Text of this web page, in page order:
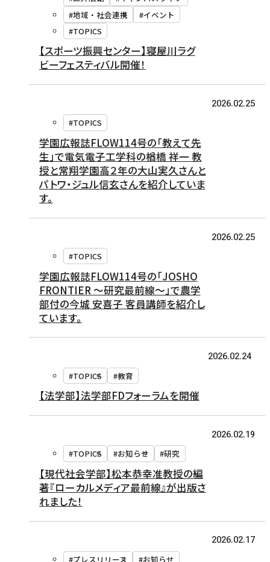
#地域・社会連携
#イベント
#TOPICS
【スポーツ振興センター】寝屋川ラグ
ビーフェスティバル開催！
2026.02.25
#TOPICS
学園広報誌FLOW114号の「教えて先
生」で電気電子工学科の楢橋 祥一 教
授と常翔学園高２年の大山実久さんと
パトワ・ジュル信玄さんを紹介していま
す。
2026.02.25
#TOPICS
学園広報誌FLOW114号の「JOSHO
FRONTIER ～研究最前線～」で農学
部付の今城 安喜子 客員講師を紹介し
ています。
2026.02.24
#TOPICS #教育
【法学部】法学部FDフォーラムを開催
2026.02.19
#TOPICS #お知らせ #研究
【現代社会学部】松本恭幸准教授の編
著『ローカルメディア最前線』が出版さ
れました！
2026.02.17
#プレスリリース #お知らせ